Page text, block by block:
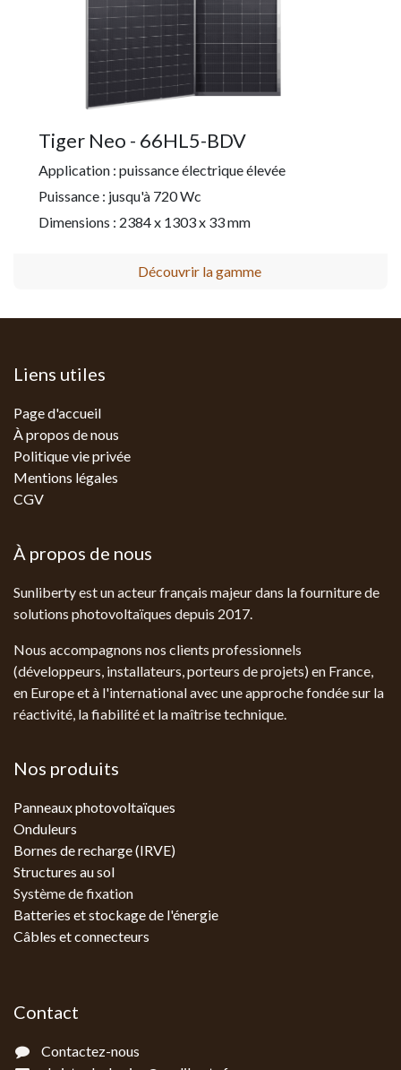
Tiger Neo - 66HL5-BDV
Application : puissance électrique élevée
Puissance : jusqu'à 720 Wc
Dimensions : 2384 x 1303 x 33 mm
Découvrir la gamme
Liens utiles
Page d'accueil
À propos de nous
Politique vie privée
Mentions légales
CGV
À propos de nous
Sunliberty est un acteur français majeur dans la fourniture de
solutions photovoltaïques depuis 2017.
Nous accompagnons nos clients professionnels
(développeurs, installateurs, porteurs de projets) en France,
en Europe et à l'international avec une approche fondée sur la
réactivité, la fiabilité et la maîtrise technique.
Nos produits
Panneaux photovoltaïques
Onduleurs
Bornes de recharge (IRVE)
Structures au sol
Système de fixation
Batteries et stockage de l'énergie
Câbles et connecteurs
Contact
Contactez-nous